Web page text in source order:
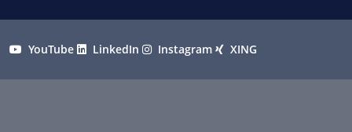
YouTube LinkedIn Instagram XING